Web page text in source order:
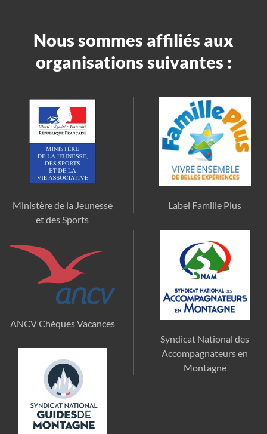
Nous sommes affiliés aux
organisations suivantes :
Ministère de la Jeunesse
et des Sports
Label Famille Plus
ANCV Chèques Vacances
Syndicat National des
Accompagnateurs en
Montagne